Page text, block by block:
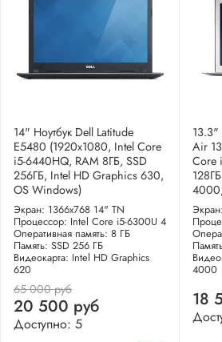
14" Ноутбук Dell Latitude
E5480 (1920х1080, Intel Core
i5-6440HQ, RAM 8ГБ, SSD
256ГБ, Intel HD Graphics 630,
OS Windows)
Экран: 1366x768 14" TN
Процессор: Intel Core i5-6300U 4
Оперативная память: 8 ГБ
Память: SSD 256 ГБ
Видеокарта: Intel HD Graphics
620
65 000 руб
20 500 руб
Доступно: 5
13.3"
Air
Core
4000
18